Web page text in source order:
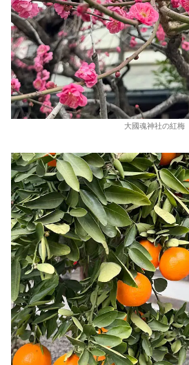
大國魂神社の紅梅